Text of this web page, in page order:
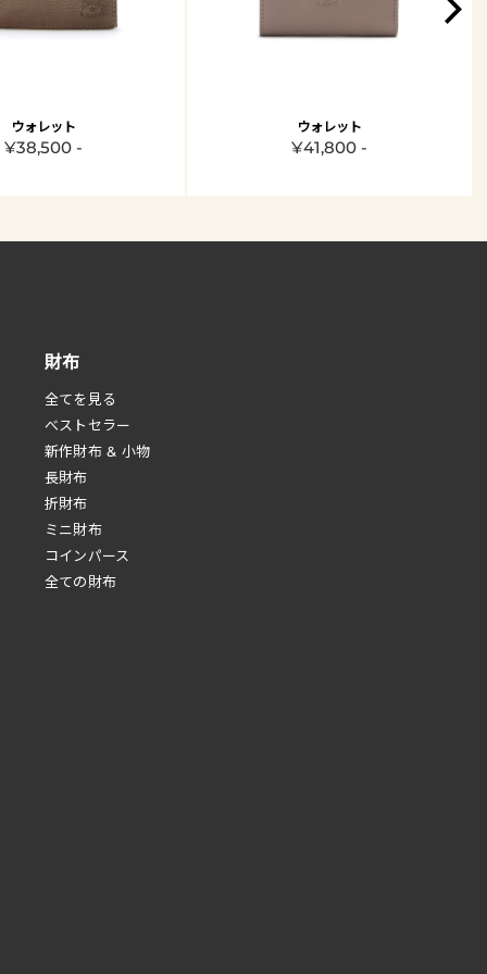
ウォレット
¥38,500 -
ウォレット
¥41,800 -
財布
全てを見る
べストセラー
新作財布 & 小物
長財布
折財布
ミニ財布
コインパース
全ての財布